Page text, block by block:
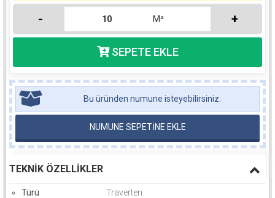
- M² +
Bu üründen numune isteyebilirsiniz.
NUMUNE SEPETİNE EKLE
TEKNIK ÖZELLIKLER
Türü
Traverten